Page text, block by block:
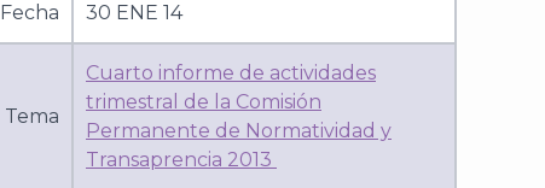
Fecha 30 ENE 14
Tema
Cuarto informe de actividades
trimestral de la Comisión
Permanente de Normatividad y
Transaprencia 2013